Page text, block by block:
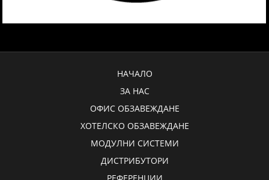
НАЧАЛО
ЗА НАС
ОФИС ОБЗАВЕЖДАНЕ
ХОТЕЛСКО ОБЗАВЕЖДАНЕ
МОДУЛНИ СИСТЕМИ
ДИСТРИБУТОРИ